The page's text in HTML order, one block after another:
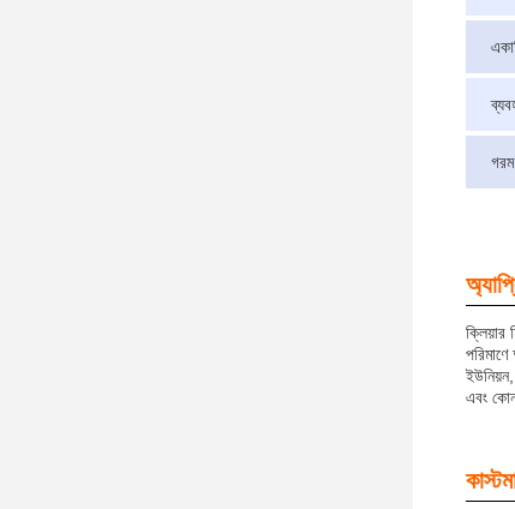
গরম
ক্লিয়ার
এবং